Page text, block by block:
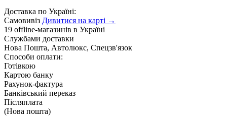
Доставка по Україні:
Самовивіз Дивитися на карті →
19 offline-магазинів в Україні
Службами доставки
Нова Пошта, Автолюкс, Спецзв'язок
Способи оплати:
Готівкою
Картою банку
Рахунок-фактура
Банківський переказ
Післяплата
(Нова пошта)